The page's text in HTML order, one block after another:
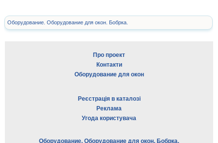
Оборудование. Оборудование для окон. Бобрка.
Про проект
Контакти
Оборудование для окон
Реєстрація в каталозі
Реклама
Угода користувача
Оборудование. Оборудование для окон. Бобрка.